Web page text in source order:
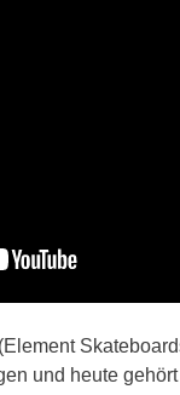
und heute